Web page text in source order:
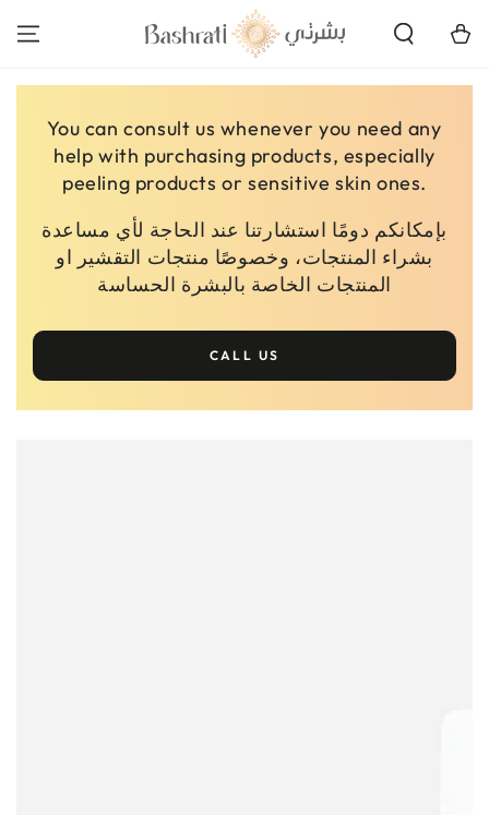
CONTENT
Cart
You can consult us whenever you need any
help with purchasing products, especially
peeling products or sensitive skin ones.
بإمكانكم دومًا استشارتنا عند الحاجة لأي مساعدة
بشراء المنتجات، وخصوصًا منتجات التقشير او
المنتجات الخاصة بالبشرة الحساسة
CALL US